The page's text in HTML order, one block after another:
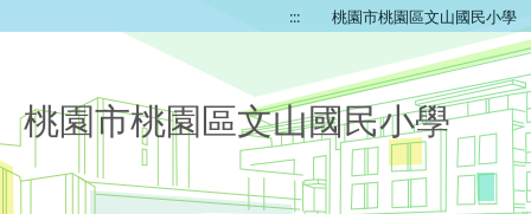
::: 桃園市桃園區文山國民小學
桃園市桃園區文山國民小學